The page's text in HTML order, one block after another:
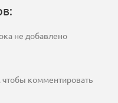
не добавлено
чтобы комментировать